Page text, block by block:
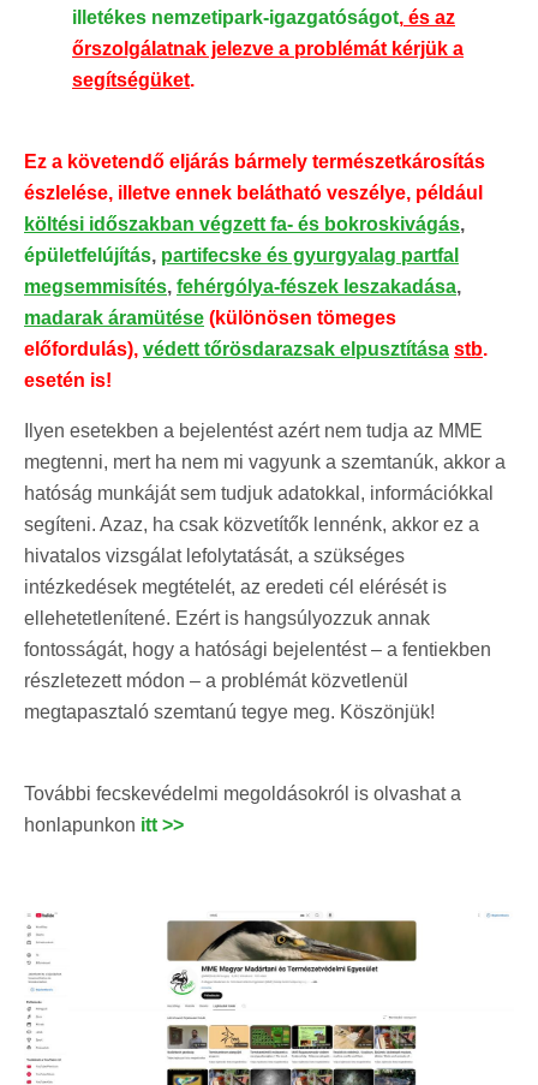
illetékes nemzetipark-igazgatóságot, és az
őrszolgálatnak jelezve a problémát kérjük a
segítségüket.
Ez a követendő eljárás bármely természetkárosítás
észlelése, illetve ennek belátható veszélye, például
költési időszakban végzett fa- és bokroskivágás,
épületfelújítás, partifecske és gyurgyalag partfal
megsemmisítés, fehérgólya-fészek leszakadása,
madarak áramütése (különösen tömeges
előfordulás), védett tőrösdarazsak elpusztítása stb.
esetén is!
Ilyen esetekben a bejelentést azért nem tudja az MME
megtenni, mert ha nem mi vagyunk a szemtanúk, akkor a
hatóság munkáját sem tudjuk adatokkal, információkkal
segíteni. Azaz, ha csak közvetítők lennénk, akkor ez a
hivatalos vizsgálat lefolytatását, a szükséges
intézkedések megtételét, az eredeti cél elérését is
ellehetetlenítené. Ezért is hangsúlyozzuk annak
fontosságát, hogy a hatósági bejelentést – a fentiekben
részletezett módon – a problémát közvetlenül
megtapasztaló szemtanú tegye meg. Köszönjük!
További fecskevédelmi megoldásokról is olvashat a
honlapunkon itt >>